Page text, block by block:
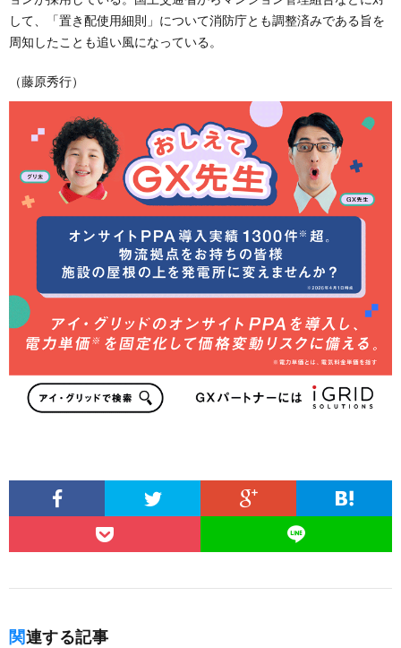
して、「置き配使用細則」について消防庁とも調整済みである旨を
周知したことも追い風になっている。
（藤原秀行）
関連する記事